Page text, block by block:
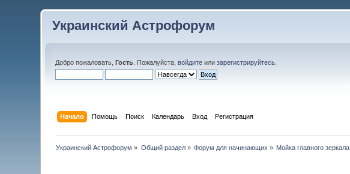
Украинский Астрофорум
Добро пожаловать,Гость . Пожалуйста,войдите илизарегистрируйтесь
Начало Помощь Поиск Календарь Вход Регистрация
Украинский Астрофорум » Общий раздел» Форум для начинающих » Мойка главного зеркала